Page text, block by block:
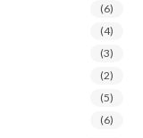
(6)
(4)
(3)
(2)
(5)
(6)